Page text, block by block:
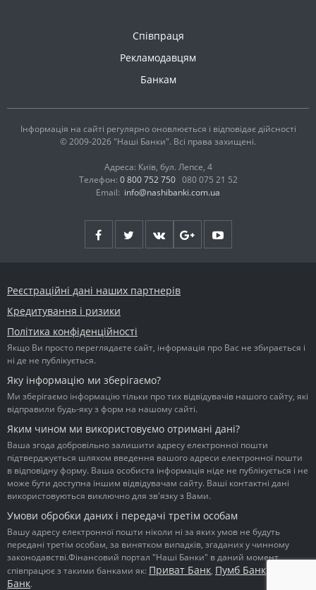
Співпраця
Рекламодавцям
Банкам
Інформація на сайті регулярно оновлюється і відповідає дійсності
© 2009-2026 "Наші Банки". Всі права захищені.
Адреса: Київ, бул. Лепсе, 4
Телефон: 0 800 752 750 080 075 21 52
Email: info@nashibanki.com.ua
Реєстраційні дані наших партнерів
Кредитування і ризики
Політика конфіденційності
Якщо Ви просто переглядаєте сайт, інформація про Вас не збирається і
ні де не публікується.
Яку інформацію ми зберігаємо?
Ми зберігаємо інформацію тільки про тих відвідувачів нашого сайту, які
відправили будь-яку з форм на нашому сайті.
Яким чином ми використовуємо отримані дані?
Ваша згода добровільно залишити адресу електронної пошти
підтверджується шляхом введення вашого адреси електронної пошти
в відповідну форму. Ваша особиста інформація ніде не публікується і не
може бути доступна іншим відвідувачам сайту. Ваші контактні дані
використовуються виключно для зв'язку з Вами.
Умови обробки даних і передачі третім особам
Вашу адресу електронної пошти ніколи ні за яких умов не будуть
передані третім особам, за винятком випадків, згаданих у чинному
законодавстві.Фінансовий портал "Наші Банки" в даний момент
співпрацює з такими банками як: Приват Банк, Пумб Банк
Банк.